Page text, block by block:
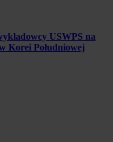
USWPS na
Korei Południowej